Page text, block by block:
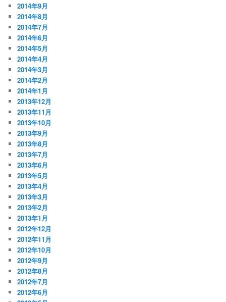
2014年9月
2014年8月
2014年7月
2014年6月
2014年5月
2014年4月
2014年3月
2014年2月
2014年1月
2013年12月
2013年11月
2013年10月
2013年9月
2013年8月
2013年7月
2013年6月
2013年5月
2013年4月
2013年3月
2013年2月
2013年1月
2012年12月
2012年11月
2012年10月
2012年9月
2012年8月
2012年7月
2012年6月